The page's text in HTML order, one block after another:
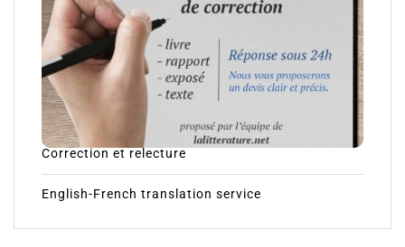
Correction et relecture
English-French translation service